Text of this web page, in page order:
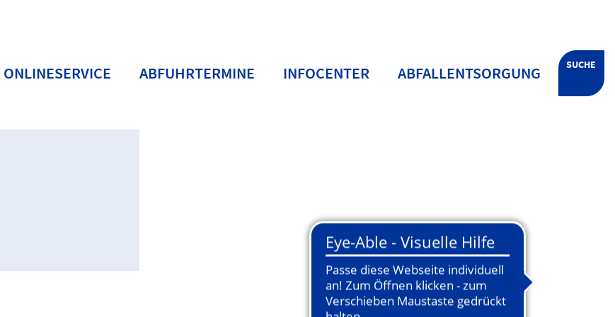
SUCHE
ONLINESERVICE ABFUHRTERMINE INFOCENTER ABFALLENTSORGUNG